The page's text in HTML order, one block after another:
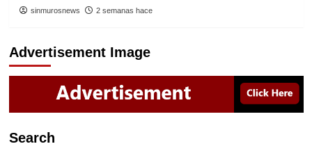
sinmurosnews 2 semanas hace
Advertisement Image
Search